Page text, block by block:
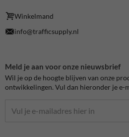
Winkelmand
info@trafficsupply.nl
Meld je aan voor onze nieuwsbrief
Wil je op de hoogte blijven van onze
ontwikkelingen. Vul dan hieronder je e-